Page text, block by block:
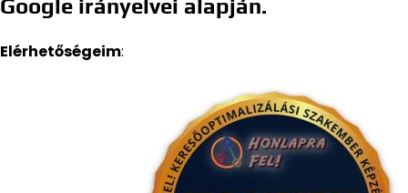
Google irányelvei alapján.
Elérhetőségeim: